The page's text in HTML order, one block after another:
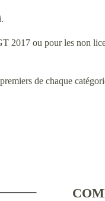
2017 ou pour les non
de chaque